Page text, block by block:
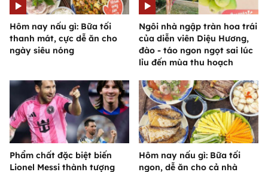
Hôm nay nấu gì: Bữa tối
thanh mát, cực dễ ăn cho
ngày siêu nóng
Ngôi nhà ngập tràn hoa trái
của diễn viên Diệu Hương,
đào - táo ngon ngọt sai lúc
lỉu đến mùa thu hoạch
Phẩm chất đặc biệt biến
Lionel Messi thành tượng
Hôm nay nấu gì: Bữa tối
ngon, dễ ăn cho cả nhà